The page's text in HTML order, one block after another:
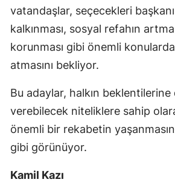
vatandaşlar, seçecekleri
kalkınması, sosyal refahın
korunması gibi önemli
atmasını bekliyor.
Bu adaylar, halkın beklentilerine
verebilecek niteliklere sahip
önemli bir rekabetin
gibi görünüyor.
Kamil Kazı